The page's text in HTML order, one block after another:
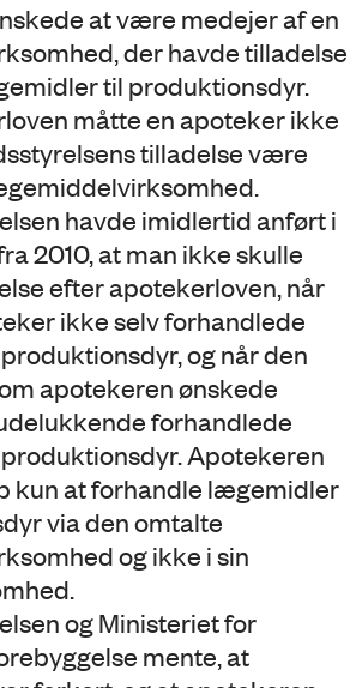
at være medejer af en
der havde tilladelse
til produktionsdyr.
måtte en apoteker ikke
tilladelse være
havde imidlertid anført i
2010, at man ikke skulle
efter apotekerloven, når
ikke selv forhandlede
og når den
apotekeren ønskede
forhandlede
Apotekeren
kun at forhandle lægemidler
via den omtalte
og ikke i sin
og Ministeriet for
mente, at